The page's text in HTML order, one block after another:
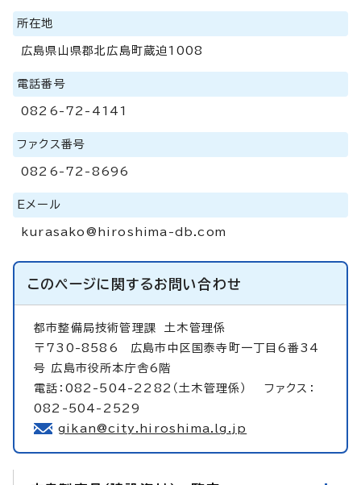
所在地
広島県山県郡北広島町蔵迫1008
電話番号
0826-72-4141
ファクス番号
0826-72-8696
Eメール
kurasako@hiroshima-db.com
このページに関するお問い合わせ
都市整備局技術管理課土木管理係
〒730-8586 広島市中区国泰寺町一丁目6番34
号 広島市役所本庁舎6階
電話：082-504-2282（土木管理係） ファクス：
082-504-2529
gikan@city.hiroshima.lg.jp